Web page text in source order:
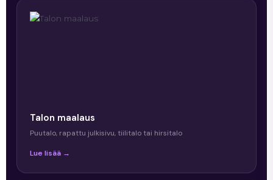
Talon maalaus
Puutalo, rapattu julkisivu, tiilitalo tai hirsitalo
Lue lisää →